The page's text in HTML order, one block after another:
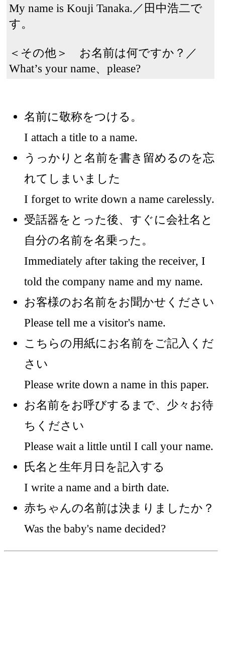
My name is Kouji Tanaka.／田中浩二で
す。
＜その他＞ お名前は何ですか？／
What’s your name、please?
名前に敬称をつける。
I attach a title to a name.
うっかりと名前を書き留めるのを忘
れてしまいました
I forget to write down a name carelessly.
受話器をとった後、すぐに会社名と
自分の名前を名乗った。
Immediately after taking the receiver, I
told the company name and my name.
お客様のお名前をお聞かせください
Please tell me a visitor's name.
こちらの用紙にお名前をご記入くだ
さい
Please write down a name in this paper.
お名前をお呼びするまで、少々お待
ちください
Please wait a little until I call your name.
氏名と生年月日を記入する
I write a name and a birth date.
赤ちゃんの名前は決まりましたか？
Was the baby's name decided?